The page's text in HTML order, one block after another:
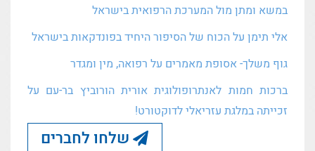
במשא ומתן מול המערכת הרפואית בישראל
אלי תימן על הכוח של הסיפור היחיד בפונדקאות בישראל
גוף משלך- אסופת מאמרים על רפואה, מין ומגדר
ברכות חמות לאנתרופולוגית אורית הורוביץ בר-עם על
זכייתה במלגת עזריאלי לדוקטורט!
שלחו לחברים